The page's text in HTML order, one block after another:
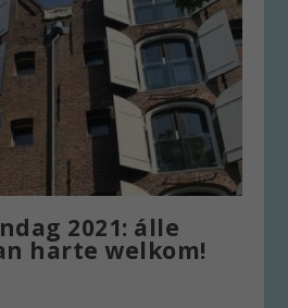
2021: álle
harte welkom!